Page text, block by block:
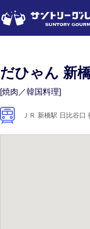
だひゃん 新
[焼肉／韓国料理]
ＪＲ 新橋駅 日比谷